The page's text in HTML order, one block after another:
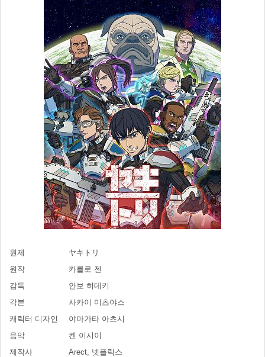
원제
ヤキトリ
원작
카를로 젠
감독
안보 히데키
각본
사카이 미츠야스
캐릭터 디자인
야마가타 아츠시
음악
켄 이시이
제작사
Arect, 넷플릭스